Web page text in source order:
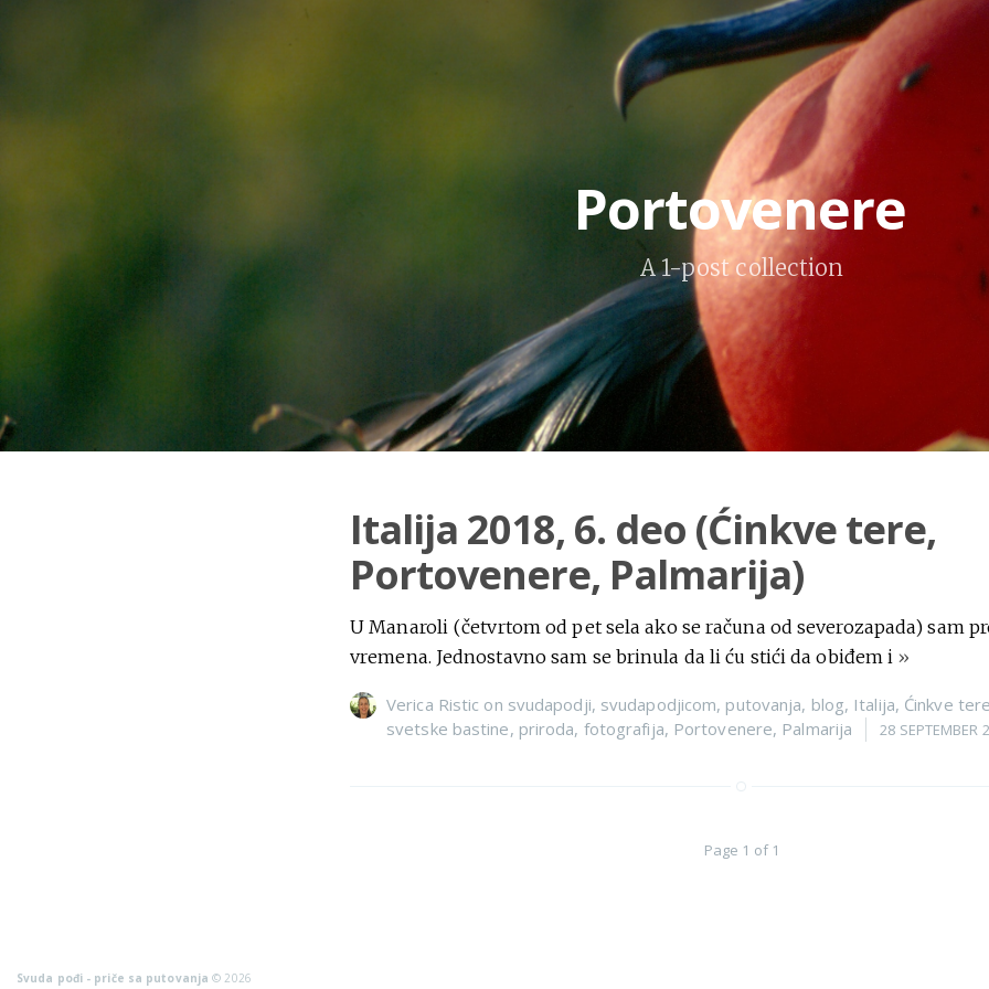
Portovenere
A 1-post collection
Italija 2018, 6. deo (Ćinkve tere,
Portovenere, Palmarija)
U Manaroli (četvrtom od pet sela ako se računa od severozapada) sam
vremena. Jednostavno sam se brinula da li ću stići da obiđem i »
Verica Ristic on svudapodji, svudapodjicom, putovanja, blog, Italija, Ćinkve tere
svetske bastine, priroda, fotografija, Portovenere, Palmarija 28 SEPTEMBER
Page 1 of 1
Svuda pođi - priče sa putovanja © 2026